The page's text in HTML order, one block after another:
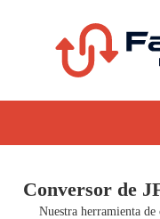
Conversor de
Nuestra herramienta